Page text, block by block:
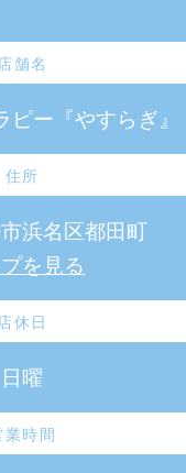
店舗名
ー『やすらぎ』
住所
浜名区都田町
を見る
店休日
日曜
業時間